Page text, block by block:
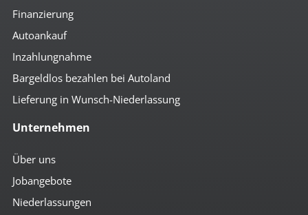
Finanzierung
Autoankauf
Inzahlungnahme
Bargeldlos bezahlen bei Autoland
Lieferung in Wunsch-Niederlassung
Unternehmen
Über uns
Jobangebote
Niederlassungen